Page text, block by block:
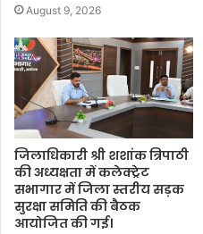
August 9, 2026
जिलाधिकारी श्री शशांक त्रिपाठी
की अध्यक्षता में कलेक्ट्रेट
सभागार में जिला स्तरीय सड़क
सुरक्षा समिति की बैठक
आयोजित की गई।